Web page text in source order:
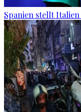
Spanien stellt